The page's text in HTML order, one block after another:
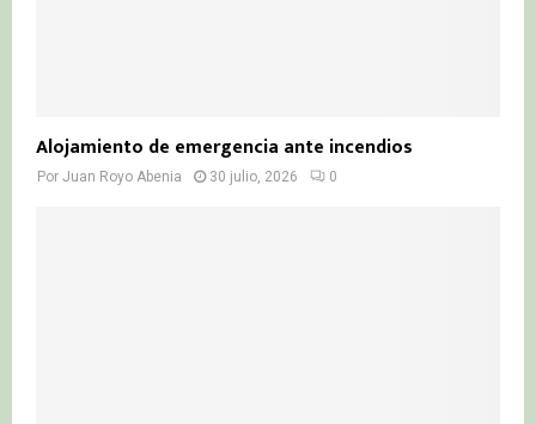
Alojamiento de emergencia ante incendios
Por Juan Royo Abenia 30 julio, 2026 0